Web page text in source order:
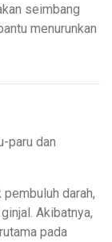
seimbang
menurunkan
paru dan
darah,
Akibatnya,
pada